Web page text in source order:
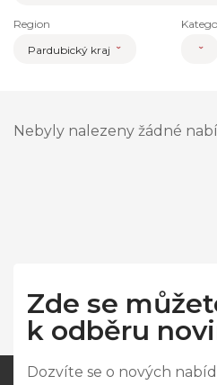
Region
Pardubický kraj
Nebyly nalezeny žádné
Zde se
k odběru
Dozvíte se o nových